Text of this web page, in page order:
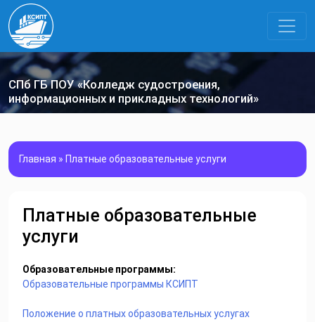
СПб ГБ ПОУ «Колледж судостроения,
информационных и прикладных технологий»
Главная » Платные образовательные услуги
Платные образовательные
услуги
Образовательные программы:
Образовательные программы КСИПТ
Положение о платных образовательных услугах